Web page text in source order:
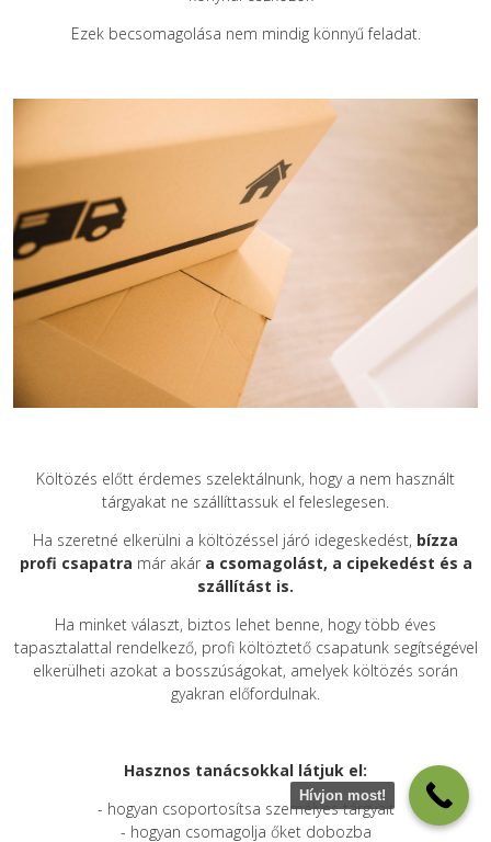
Ezek becsomagolása nem mindig könnyű feladat.
Költözés előtt érdemes szelektálnunk, hogy a nem használt
tárgyakat ne szállíttassuk el feleslegesen.
Ha szeretné elkerülni a költözéssel járó idegeskedést, bízza
profi csapatra már akár a csomagolást, a cipekedést és a
szállítást is.
Ha minket választ, biztos lehet benne, hogy több éves
tapasztalattal rendelkező, profi költöztető csapatunk segítségével
elkerülheti azokat a bosszúságokat, amelyek költözés során
gyakran előfordulnak.
Hasznos tanácsokkal látjuk el:
- hogyan csoportosítsa személyes tárgyait
- hogyan csomagolja őket dobozba
Hívjon most!